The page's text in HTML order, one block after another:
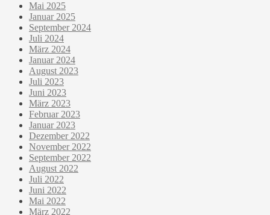
Mai 2025
Januar 2025
September 2024
Juli 2024
März 2024
Januar 2024
August 2023
Juli 2023
Juni 2023
März 2023
Februar 2023
Januar 2023
Dezember 2022
November 2022
September 2022
August 2022
Juli 2022
Juni 2022
Mai 2022
März 2022